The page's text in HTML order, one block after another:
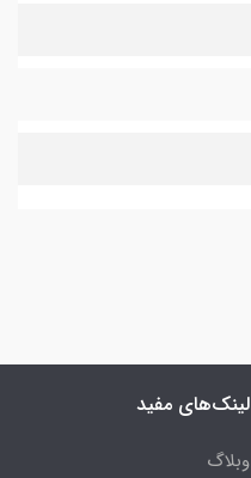
لینک‌های مفید
وبلاگ